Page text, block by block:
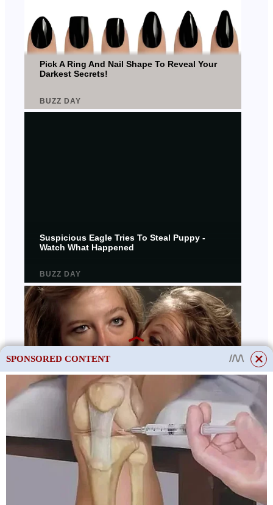
SPONSORED CONTENT